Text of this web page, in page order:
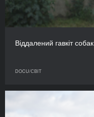
Віддалений гавкіт собак
DOCU/СВІТ